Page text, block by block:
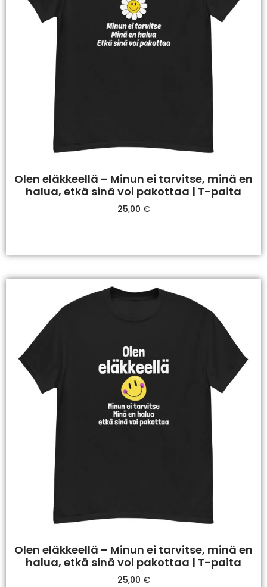
Olen eläkkeellä – Minun ei tarvitse, minä en
halua, etkä sinä voi pakottaa | T-paita
25,00 €
Olen eläkkeellä – Minun ei tarvitse, minä en
halua, etkä sinä voi pakottaa | T-paita
25,00 €